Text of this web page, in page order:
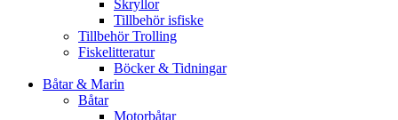
Skryllor
Tillbehör isfiske
Tillbehör Trolling
Fiskelitteratur
Böcker & Tidningar
Båtar & Marin
Båtar
Motorbåtar